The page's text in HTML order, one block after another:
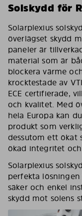
Solskydd för
Solarplexius
överlägset skydd
paneler är
material som är
blockera värme
krocktestade av
ECE certifierade,
och kvalitet. Med
hela Europa kan
produkt som
dessutom ett ökat
ökad integritet
Solarplexius
perfekta
säker och enkel
skydd mot solens